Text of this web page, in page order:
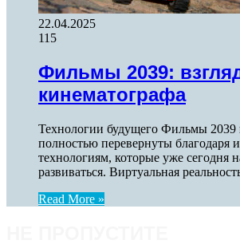
22.04.2025
115
Фильмы 2039:
кинематографа
Технологии будущего Фильмы 2039
полностью перевернуты благодаря
технологиям, которые уже сегодня
развиваться. Виртуальная
Read More »